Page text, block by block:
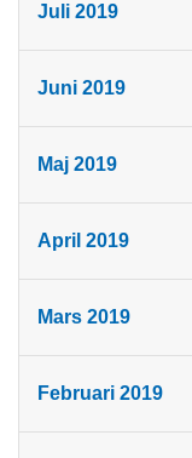
Juli 2019
Juni 2019
Maj 2019
April 2019
Mars 2019
Februari 2019